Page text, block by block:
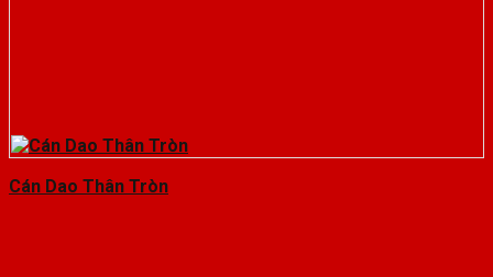
Cán Dao Thân Tròn